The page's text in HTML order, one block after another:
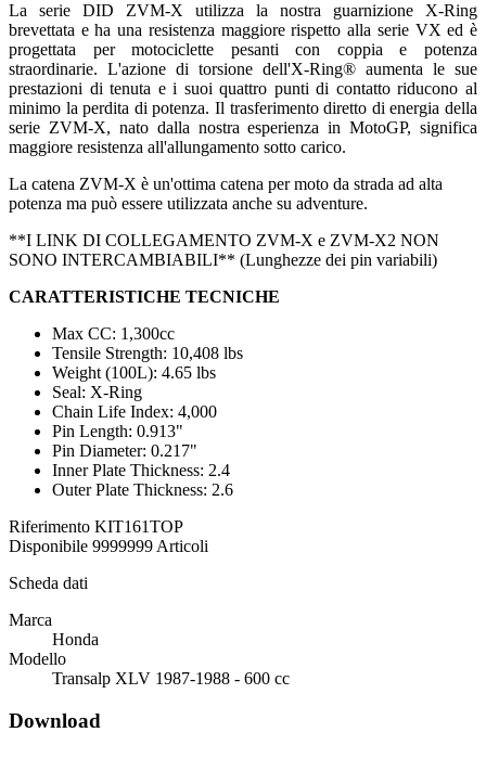
La serie DID ZVM-X utilizza la nostra guarnizione X-Ring
brevettata e ha una resistenza maggiore rispetto alla serie VX ed è
progettata per motociclette pesanti con coppia e potenza
straordinarie. L'azione di torsione dell'X-Ring® aumenta le sue
prestazioni di tenuta e i suoi quattro punti di contatto riducono al
minimo la perdita di potenza. Il trasferimento diretto di energia della
serie ZVM-X, nato dalla nostra esperienza in MotoGP, significa
maggiore resistenza all'allungamento sotto carico.
La catena ZVM-X è un'ottima catena per moto da strada ad alta
potenza ma può essere utilizzata anche su adventure.
**I LINK DI COLLEGAMENTO ZVM-X e ZVM-X2 NON
SONO INTERCAMBIABILI** (Lunghezze dei pin variabili)
CARATTERISTICHE TECNICHE
Max CC: 1,300cc
Tensile Strength: 10,408 lbs
Weight (100L): 4.65 lbs
Seal: X-Ring
Chain Life Index: 4,000
Pin Length: 0.913"
Pin Diameter: 0.217"
Inner Plate Thickness: 2.4
Outer Plate Thickness: 2.6
Riferimento KIT161TOP
Disponibile 9999999 Articoli
Scheda dati
Marca
Honda
Modello
Transalp XLV 1987-1988 - 600 cc
Download